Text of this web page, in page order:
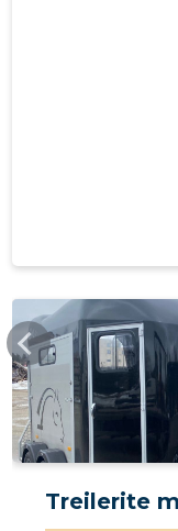
TREILERIKESKUS.EE
Treilerite